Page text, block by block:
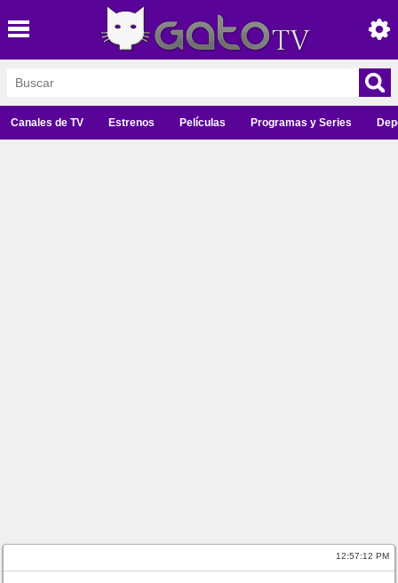
Canales de TV Estrenos Películas Programas y Series
12:57:12 PM